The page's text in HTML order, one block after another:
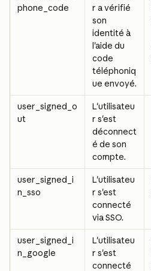
phone_code
r a vérifié
son
identité à
l'aide du
code
téléphoniq
ue envoyé.
user_signed_o
ut
L'utilisateu
r s'est
déconnect
é de son
compte.
user_signed_i
n_sso
L'utilisateu
r s'est
connecté
via SSO.
user_signed_i
n_google
L'utilisateu
r s'est
connecté